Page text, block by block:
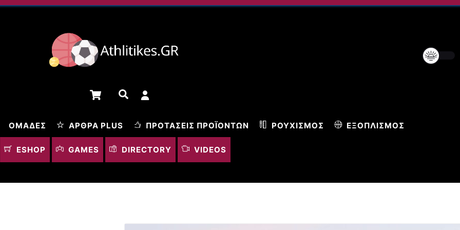
Cart Αναζήτηση
ΟΜΆΔΕΣ ΆΡΘΡΑ PLUS ΠΡΟΤΆΣΕΙΣ ΠΡΟΪΌΝΤΩΝ ΡΟΥΧΙΣΜΌΣ ΕΞΟΠΛΙΣΜΌΣ
ESHOP GAMES DIRECTORY VIDEOS